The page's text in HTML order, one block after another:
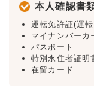
本人確認書
運転免許証(運
マイナンバーカ
パスポート
特別永住者証明
在留カード